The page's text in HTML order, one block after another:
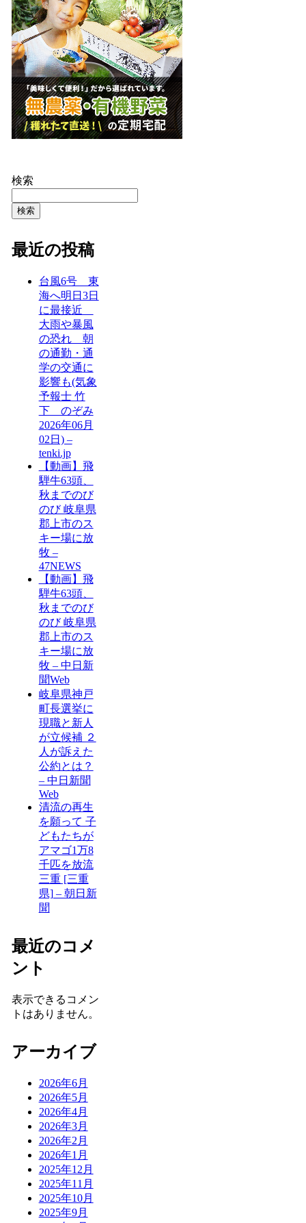
検索
検索
最近の投稿
台風6号 東
海へ明日3日
に最接近
大雨や暴風
の恐れ 朝
の通勤・通
学の交通に
影響も(気象
予報士 竹
下 のぞみ
2026年06月
02日) –
tenki.jp
【動画】飛
騨牛63頭、
秋までのび
のび 岐阜県
郡上市のス
キー場に放
牧 –
47NEWS
【動画】飛
騨牛63頭、
秋までのび
のび 岐阜県
郡上市のス
キー場に放
牧 – 中日新
聞Web
岐阜県神戸
町長選挙に
現職と新人
が立候補 ２
人が訴えた
公約とは？
– 中日新聞
Web
清流の再生
を願って 子
どもたちが
アマゴ1万8
千匹を放流
三重 [三重
県] – 朝日新
聞
最近のコメ
ント
表示できるコメン
トはありません。
アーカイブ
2026年6月
2026年5月
2026年4月
2026年3月
2026年2月
2026年1月
2025年12月
2025年11月
2025年10月
2025年9月